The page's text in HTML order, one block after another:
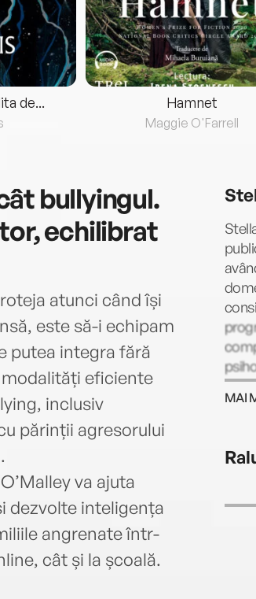
de... Hamnet
Maggie O'Farrell
bullyingul.
echilibrat
atunci când își
este să-i echipam
putea integra fără
eficiente
inclusiv
părinții agresorului
va ajuta
dezvolte inteligența
angrenate într-
cât și la școală.
le
MAI